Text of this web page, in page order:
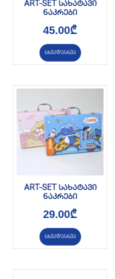
ART-SET სახატავი
ნაკრები
45.00₾
სხვადასხვა
ART-SET სახატავი
ნაკრები
29.00₾
სხვადასხვა